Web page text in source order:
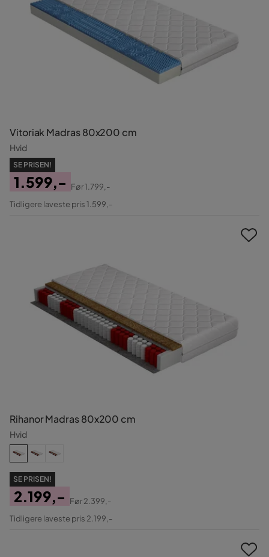
Vitoriak Madras 80x200 cm
Hvid
SE PRISEN!
Pris
1.599,-
Original
Før1.799,-
Tidligere laveste pris 1.599,-
Rihanor Madras 80x200 cm
Hvid
SE PRISEN!
Pris
2.199,-
Original
Før2.399,-
Tidligere laveste pris 2.199,-